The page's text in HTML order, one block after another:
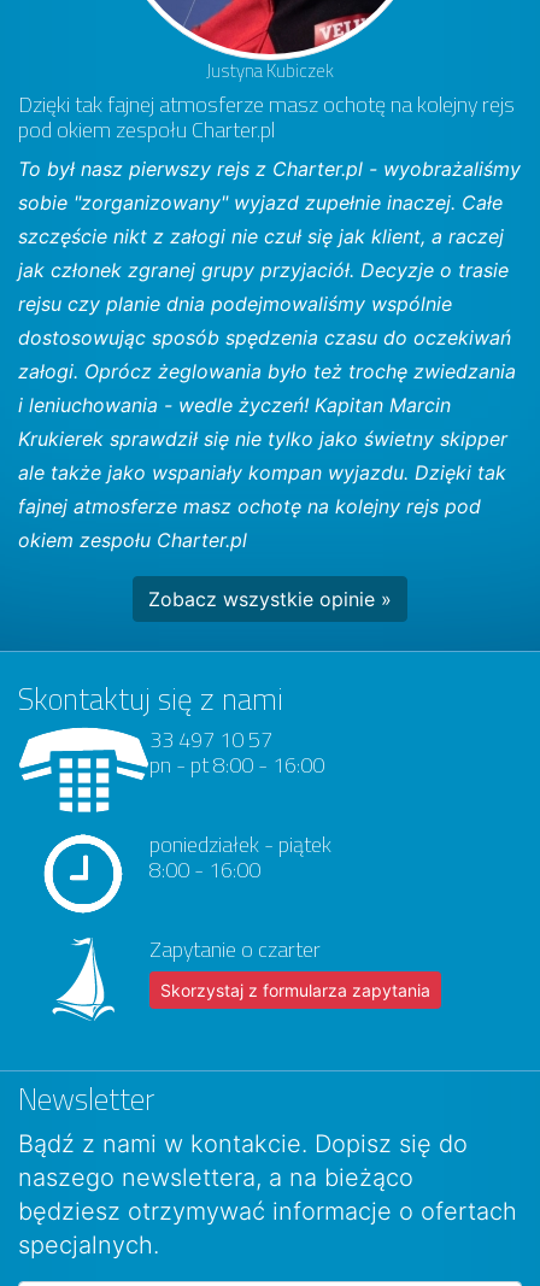
Justyna Kubiczek
Dzięki tak fajnej atmosferze masz ochotę na kolejny rejs
pod okiem zespołu Charter.pl
To był nasz pierwszy rejs z Charter.pl - wyobrażaliśmy
sobie "zorganizowany" wyjazd zupełnie inaczej. Całe
szczęście nikt z załogi nie czuł się jak klient, a raczej
jak członek zgranej grupy przyjaciół. Decyzje o trasie
rejsu czy planie dnia podejmowaliśmy wspólnie
dostosowując sposób spędzenia czasu do oczekiwań
załogi. Oprócz żeglowania było też trochę zwiedzania
i leniuchowania - wedle życzeń! Kapitan Marcin
Krukierek sprawdził się nie tylko jako świetny skipper
ale także jako wspaniały kompan wyjazdu. Dzięki tak
fajnej atmosferze masz ochotę na kolejny rejs pod
okiem zespołu Charter.pl
Zobacz wszystkie opinie »
Skontaktuj się z nami
33 497 10 57
pn - pt 8:00 - 16:00
poniedziałek - piątek
8:00 - 16:00
Zapytanie o czarter
Skorzystaj z formularza zapytania
Newsletter
Bądź z nami w kontakcie. Dopisz się do
naszego newslettera, a na bieżąco
będziesz otrzymywać informacje o ofertach
specjalnych.